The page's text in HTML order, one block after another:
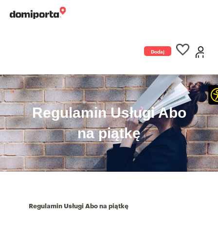
Dodaj
Regulamin Usługi Abo
na piątkę
Regulamin Usługi Abo na piątkę